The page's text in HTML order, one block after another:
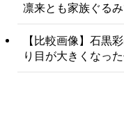
凛来とも家族ぐるみ
【比較画像】石黒
り目が大きくなっ